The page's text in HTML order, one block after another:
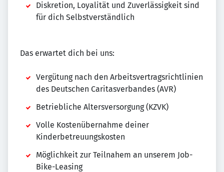
Diskretion, Loyalität und Zuverlässigkeit sind
für dich Selbstverständlich
Das erwartet dich bei uns:
Vergütung nach den Arbeitsvertragsrichtlinien
des Deutschen Caritasverbandes (AVR)
Betriebliche Altersversorgung (KZVK)
Volle Kostenübernahme deiner
Kinderbetreuungskosten
Möglichkeit zur Teilnahem an unserem Job-
Bike-Leasing